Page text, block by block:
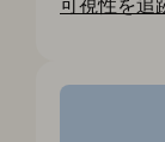
可視性を追